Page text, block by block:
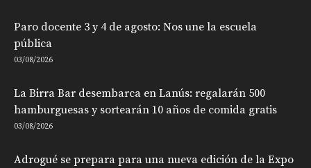
Paro docente 3 y 4 de agosto: Nos une la escuela
pública
03/08/2026
La Birra Bar desembarca en Lanús: regalarán 500
hamburguesas y sortearán 10 años de comida gratis
03/08/2026
Adrogué se prepara para una nueva edición de la Expo